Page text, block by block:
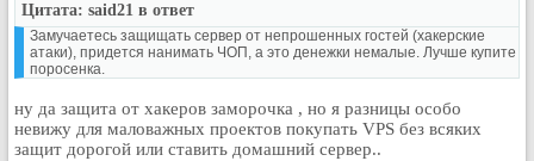
Цитата: said21 в ответ
Замучаетесь защищать сервер от непрошенных гостей (хакерские
атаки), придется нанимать ЧОП, а это денежки немалые. Лучше купите
поросенка.
ну да защита от хакеров заморочка , но я разницы особо
невижу для маловажных проектов покупать VPS без всяких
защит дорогой или ставить домашний сервер..